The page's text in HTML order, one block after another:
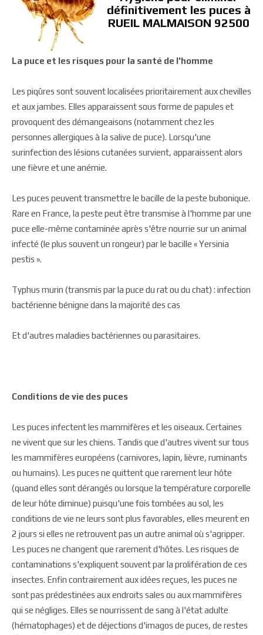
définitivement les puces à
RUEIL MALMAISON 92500
La puce et les risques pour la santé de l'homme
Les piqûres sont souvent localisées prioritairement aux chevilles
et aux jambes. Elles apparaissent sous forme de papules et
provoquent des démangeaisons (notamment chez les
personnes allergiques à la salive de puce). Lorsqu'une
surinfection des lésions cutanées survient, apparaissent alors
une fièvre et une anémie.
Les puces peuvent transmettre le bacille de la peste bubonique.
Rare en France, la peste peut être transmise à l'homme par une
puce elle-même contaminée après s'être nourrie sur un animal
infecté (le plus souvent un rongeur) par le bacille « Yersinia
pestis ».
Typhus murin (transmis par la puce du rat ou du chat) : infection
bactérienne bénigne dans la majorité des cas
Et d'autres maladies bactériennes ou parasitaires.
Conditions de vie des puces
Les puces infectent les mammifères et les oiseaux. Certaines
ne vivent que sur les chiens. Tandis que d'autres vivent sur tous
les mammifères européens (carnivores, lapin, lièvre, ruminants
ou humains). Les puces ne quittent que rarement leur hôte
(quand elles sont dérangés ou lorsque la température corporelle
de leur hôte diminue) puisqu'une fois tombées au sol, les
conditions de vie ne leurs sont plus favorables, elles meurent en
2 jours si elles ne retrouvent pas un autre animal où s'agripper.
Les puces ne changent que rarement d'hôtes. Les risques de
contaminations s'expliquent souvent par la prolifération de ces
insectes. Enfin contrairement aux idées reçues, les puces ne
sont pas prédestinées aux endroits sales ou aux mammifères
qui se négliges. Elles se nourrissent de sang à l'état adulte
(hématophages) et de déjections d'imagos de puces, de restes